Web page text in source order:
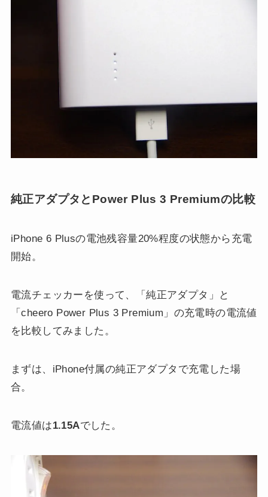
純正アダプタとPower Plus 3 Premiumの比較
iPhone 6 Plusの電池残容量20%程度の状態から充電
開始。
電流チェッカーを使って、「純正アダプタ」と
「cheero Power Plus 3 Premium」の充電時の電流値
を比較してみました。
まずは、iPhone付属の純正アダプタで充電した場
合。
電流値は1.15Aでした。